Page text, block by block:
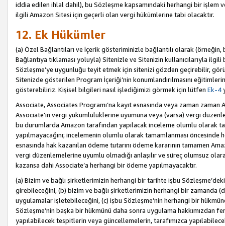
iddia edilen ihlal dahil), bu Sözleşme kapsamındaki herhangi bir işlem
ilgili Amazon Sitesi için geçerli olan vergi hükümlerine tabi olacaktır.
12. Ek Hükümler
(a) Özel Bağlantıları ve İçerik gösteriminizle bağlantılı olarak
Bağlantıya tıklaması yoluyla) Sitenizle ve Sitenizin kullanıcılarıyla
Sözleşme’ye uygunluğu teyit etmek için sitenizi gözden geçirebilir,
Sitenizde gösterilen Program İçeriği’nin konumlandırılmasını
gösterebiliriz. Kişisel bilgileri nasıl işlediğimizi görmek için lütfen Ek-4
Associate, Associates Programı’na kayıt esnasında veya zaman
Associate’ın vergi yükümlülüklerine uyumuna veya (varsa) vergi
bu durumlarda Amazon tarafından yapılacak inceleme olumlu olarak
yapılmayacağını; incelemenin olumlu olarak tamamlanması
esnasında hak kazanılan ödeme tutarını ödeme kararının tamamen
vergi düzenlemelerine uyumlu olmadığı anlaşılır ve süreç olumsuz
kazansa dahi Associate’a herhangi bir ödeme yapılmayacaktır.
(a) Bizim ve bağlı şirketlerimizin herhangi bir tarihte işbu
girebileceğini, (b) bizim ve bağlı şirketlerimizin herhangi bir zamanda
uygulamalar işletebileceğini, (c) işbu Sözleşme’nin herhangi bir
Sözleşme’nin başka bir hükmünü daha sonra uygulama hakkımızdan
yapılabilecek tespitlerin veya güncellemelerin, tarafımızca